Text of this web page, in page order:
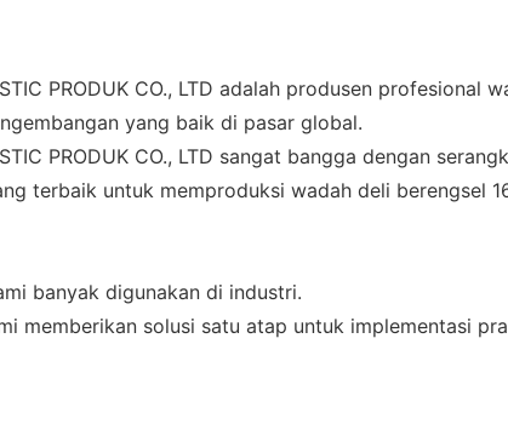
PRODUK CO., LTD adalah produsen
yang baik di pasar global.
PRODUK CO., LTD sangat bangga dengan
terbaik untuk memproduksi wadah deli berengsel
banyak digunakan di industri.
memberikan solusi satu atap untuk implementasi